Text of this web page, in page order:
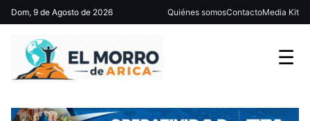
Dom, 9 de Agosto de 2026 Quiénes somosContactoMedia Kit
☰